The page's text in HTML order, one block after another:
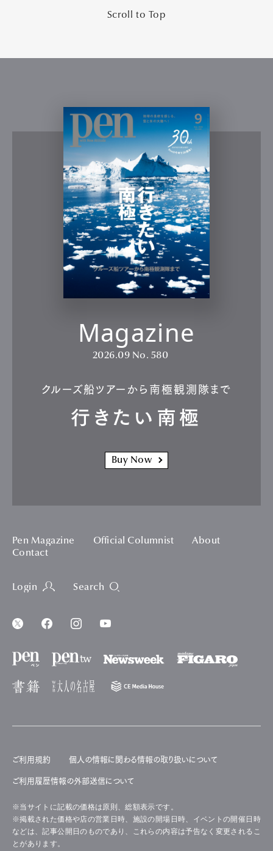
Scroll to Top
Magazine
2026.09 No. 580
クルーズ船ツアーから南極観測隊まで
行きたい南極
Buy Now
Pen Magazine Official Columnist
About
Contact
Login Search
ご利用規約 個人の情報に関わる情報の取り扱いについて
ご利用履歴情報の外部送信について
※当サイトに記載の価格は原則、総額表示です。
※掲載された価格や店の営業日時、施設の開場日時、イベントの開催日時
などは、記事公開日のものであり、これらの内容は予告なく変更されるこ
とがあります。